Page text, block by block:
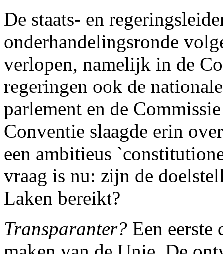
De staats- en
onderhandelingsronde
verlopen, namelijk in de
regeringen ook de
parlement en de
Conventie slaagde erin
een ambitieus
vraag is nu: zijn de
Laken bereikt?
Transparanter? Een eerste